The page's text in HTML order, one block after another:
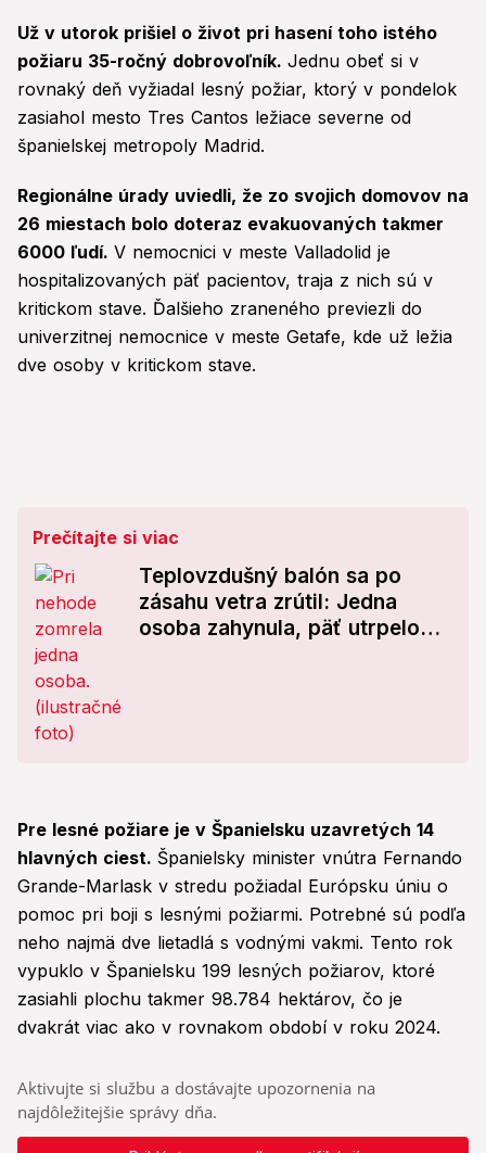
Už v utorok prišiel o život pri hasení toho istého
požiaru 35-ročný dobrovoľník. Jednu obeť si v
rovnaký deň vyžiadal lesný požiar, ktorý v pondelok
zasiahol mesto Tres Cantos ležiace severne od
španielskej metropoly Madrid.
Regionálne úrady uviedli, že zo svojich domovov na
26 miestach bolo doteraz evakuovaných takmer
6000 ľudí. V nemocnici v meste Valladolid je
hospitalizovaných päť pacientov, traja z nich sú v
kritickom stave. Ďalšieho zraneného previezli do
univerzitnej nemocnice v meste Getafe, kde už ležia
dve osoby v kritickom stave.
Prečítajte si viac
Teplovzdušný balón sa po
zásahu vetra zrútil: Jedna
osoba zahynula, päť utrpelo
Pre lesné požiare je v Španielsku uzavretých 14
hlavných ciest. Španielsky minister vnútra Fernando
Grande-Marlask v stredu požiadal Európsku úniu o
pomoc pri boji s lesnými požiarmi. Potrebné sú podľa
neho najmä dve lietadlá s vodnými vakmi. Tento rok
vypuklo v Španielsku 199 lesných požiarov, ktoré
zasiahli plochu takmer 98.784 hektárov, čo je
dvakrát viac ako v rovnakom období v roku 2024.
Aktivujte si službu a dostávajte upozornenia na
najdôležitejšie správy dňa.